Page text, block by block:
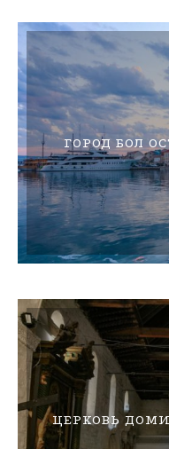
ГОРОД БОЛ
ЦЕРКОВЬ